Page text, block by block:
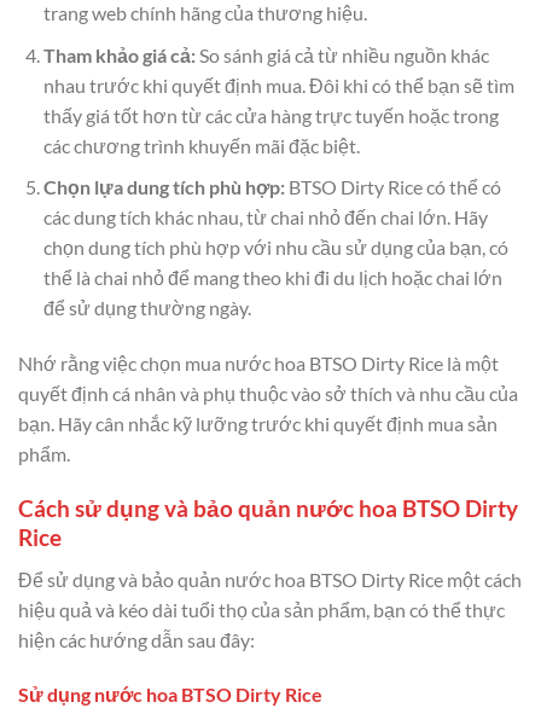
trang web chính hãng của thương hiệu.
Tham khảo giá cả:So sánh giá cả từ nhiều nguồn khác
nhau trước khi quyết định mua. Đôi khi có thể bạn sẽ tìm
thấy giá tốt hơn từ các cửa hàng trực tuyến hoặc trong
các chương trình khuyến mãi đặc biệt.
Chọn lựa dung tích phù hợp:BTSO Dirty Rice có thể có
các dung tích khác nhau, từ chai nhỏ đến chai lớn. Hãy
chọn dung tích phù hợp với nhu cầu sử dụng của bạn, có
thể là chai nhỏ để mang theo khi đi du lịch hoặc chai lớn
để sử dụng thường ngày.
Nhớ rằng việc chọn mua nước hoa BTSO Dirty Rice là một
quyết định cá nhân và phụ thuộc vào sở thích và nhu cầu của
bạn. Hãy cân nhắc kỹ lưỡng trước khi quyết định mua sản
phẩm.
Cách sử dụng và bảo quản nước hoa BTSO Dirty
Rice
Để sử dụng và bảo quản nước hoa BTSO Dirty Rice một cách
hiệu quả và kéo dài tuổi thọ của sản phẩm, bạn có thể thực
hiện các hướng dẫn sau đây:
Sử dụng nước hoa BTSO Dirty Rice